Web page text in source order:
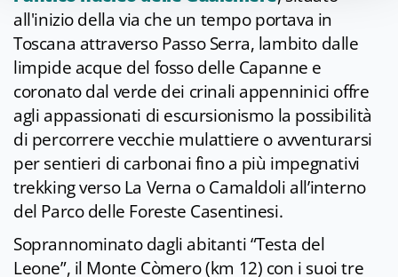
all'inizio della via che un tempo portava in
Toscana attraverso Passo Serra, lambito dalle
limpide acque del fosso delle Capanne e
coronato dal verde dei crinali appenninici offre
agli appassionati di escursionismo la possibilità
di percorrere vecchie mulattiere o avventurarsi
per sentieri di carbonai fino a più impegnativi
trekking verso La Verna o Camaldoli all’interno
del Parco delle Foreste Casentinesi.
Soprannominato dagli abitanti “Testa del
Leone”, il Monte Còmero (km 12) con i suoi tre